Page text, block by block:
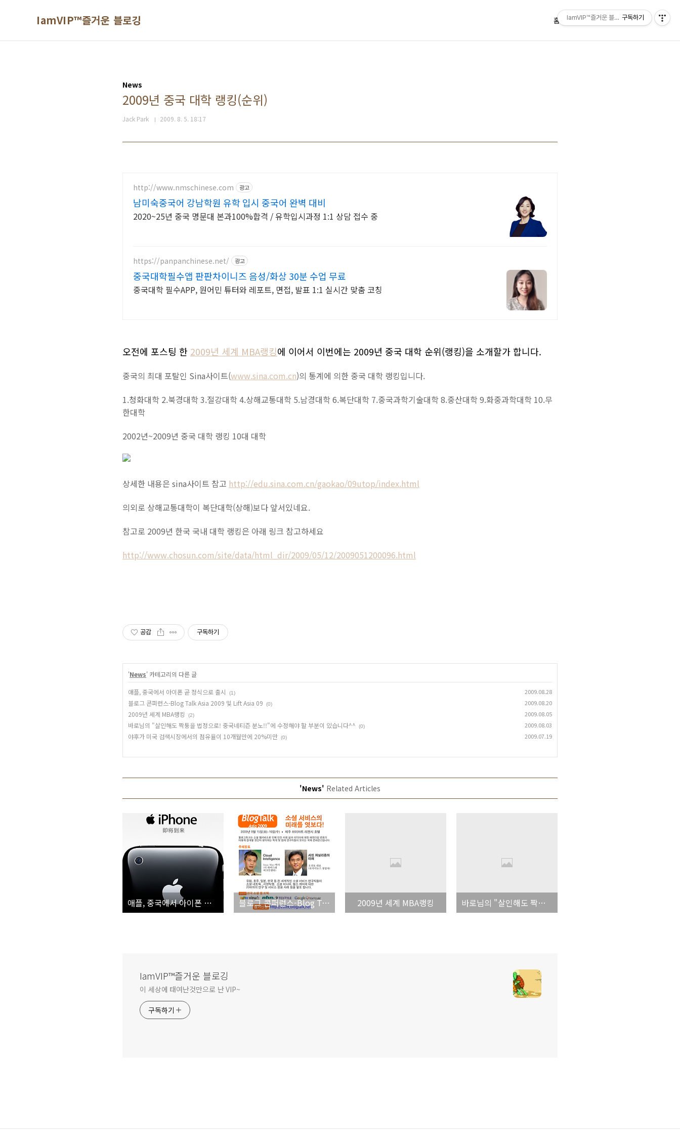
IamVIP™즐거운 블로깅 홈 태그 방명록
News
2009년 중국 대학 랭킹(순위)
Jack Park 2009. 8. 5. 18:17
http://www.nmschinese.com 광고
남미숙중국어 강남학원 유학 입시 중국어 완벽 대비
2020~25년 중국 명문대 본과100%합격 / 유학입시과정 1:1 상담 접수 중
https://panpanchinese.net/ 광고
중국대학필수앱 판판차이니즈 음성/화상 30분 수업 무료
중국대학 필수APP, 원어민 튜터와 레포트, 면접, 발표 1:1 실시간 맞춤 코칭
오전에 포스팅 한 2009년 세계 MBA랭킹에 이어서 이번에는 2009년 중국 대학 순위(랭킹)을 소개할가 합니다.
중국의 최대 포탈인 Sina사이트(www.sina.com.cn)의 통계에 의한 중국 대학 랭킹입니다.
1.청화대학 2.북경대학 3.절강대학 4.상해교통대학 5.남경대학 6.복단대학 7.중국과학기술대학 8.중산대학 9.화중과학대학 10.무
한대학
2002년~2009년 중국 대학 랭킹 10대 대학
상세한 내용은 sina사이트 참고 http://edu.sina.com.cn/gaokao/09utop/index.html
의외로 상해교통대학이 복단대학(상해)보다 앞서있네요.
참고로 2009년 한국 국내 대학 랭킹은 아래 링크 참고하세요
http://www.chosun.com/site/data/html_dir/2009/05/12/2009051200096.html
공감 구독하기
'News' 카테고리의 다른 글
애플, 중국에서 아이폰 곧 정식으로 출시 (1) 2009.08.28
블로그 콘퍼런스-Blog Talk Asia 2009 및 Lift Asia 09 (0) 2009.08.20
2009년 세계 MBA랭킹 (2) 2009.08.05
바로님의 "살인해도 짝퉁을 법정으로! 중국네티즌 분노!!"에 수정해야 할 부분이 있습니다^^ (0) 2009.08.03
야후가 미국 검색시장에서의 점유율이 10개월만에 20%미만 (0) 2009.07.19
'News' Related Articles
애플, 중국에서 아이폰 곧 정식으로 출시 블로그 콘퍼런스-Blog Talk Asia 2009 및 Lift Asia 09 2009년 세계 MBA랭킹 바로님의 "살인해도 짝퉁을 법정으로! 중국네티즌 분노!!"에 수정해야 할 부분이 있습니다^^
IamVIP™즐거운 블로깅
이 세상에 태여난것만으로 난 VIP~
구독하기
IamVIP™즐거운 블로깅구독하기